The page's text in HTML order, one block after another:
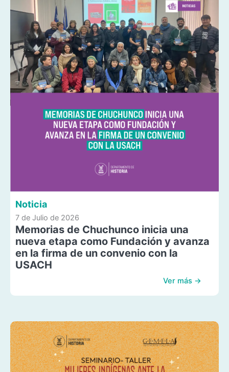
Noticia
7 de Julio de 2026
Memorias de Chuchunco inicia una
nueva etapa como Fundación y avanza
en la firma de un convenio con la
USACH
Ver más →